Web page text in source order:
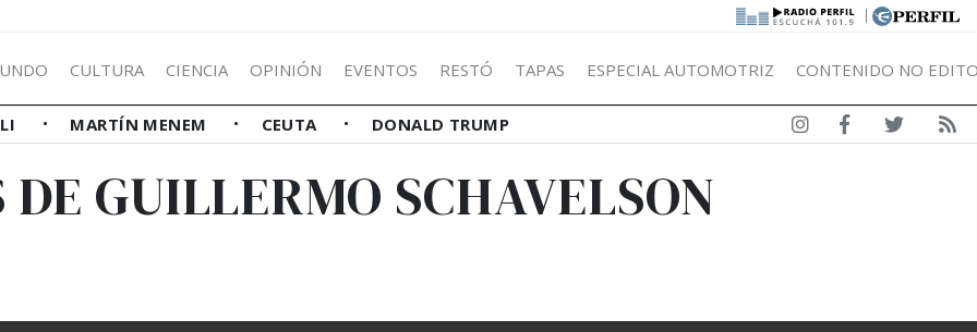
|
CULTURA CIENCIA OPINIÓN EVENTOS RESTÓ TAPAS ESPECIAL AUTOMOTRIZ CONTENIDO NO
MARTÍN MENEM CEUTA DONALD TRUMP
GUILLERMO SCHAVELSON